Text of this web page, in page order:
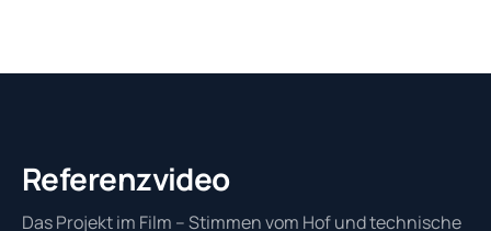
Referenzvideo
Das Projekt im Film – Stimmen vom Hof und technische